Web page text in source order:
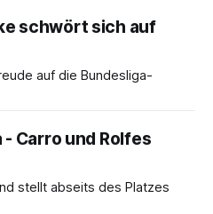
schwört sich auf
auf die Bundesliga-
Carro und Rolfes
stellt abseits des Platzes